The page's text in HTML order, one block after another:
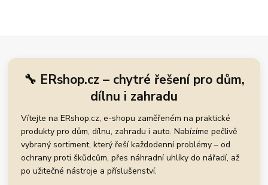
🔧 ERshop.cz – chytré řešení pro dům,
dílnu i zahradu
Vítejte na ERshop.cz, e-shopu zaměřeném na praktické
produkty pro dům, dílnu, zahradu i auto. Nabízíme pečlivě
vybraný sortiment, který řeší každodenní problémy – od
ochrany proti škůdcům, přes náhradní uhlíky do nářadí, až
po užitečné nástroje a příslušenství.